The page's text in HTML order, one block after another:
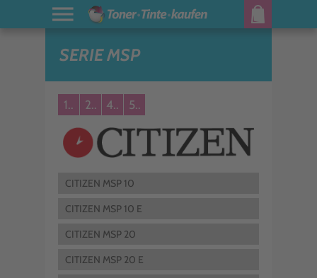
SERIE MSP
1.. 2.. 4.. 5..
CITIZEN MSP 10
CITIZEN MSP 10 E
CITIZEN MSP 20
CITIZEN MSP 20 E